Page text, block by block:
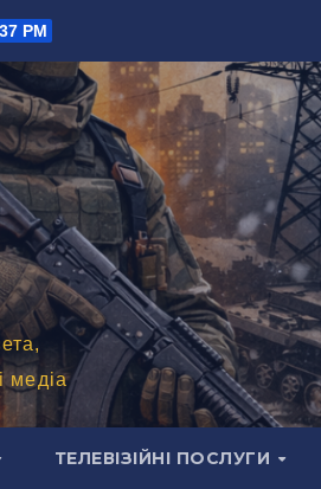
PM
медіа
ТЕЛЕВІЗІЙНІ ПОСЛУГИ